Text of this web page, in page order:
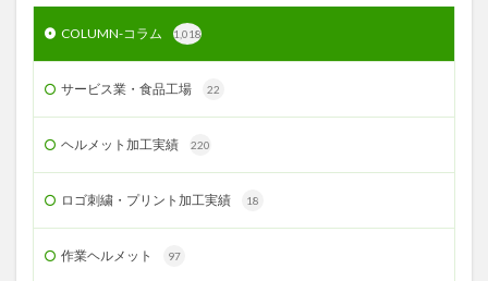
COLUMN-コラム 1,018
サービス業・食品工場 22
ヘルメット加工実績 220
ロゴ刺繍・プリント加工実績 18
作業ヘルメット 97